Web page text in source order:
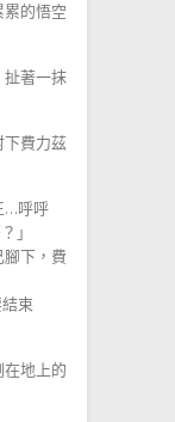
的悟空
扯著一抹
下費力茲
…呼呼
」
下，費
束
地上的